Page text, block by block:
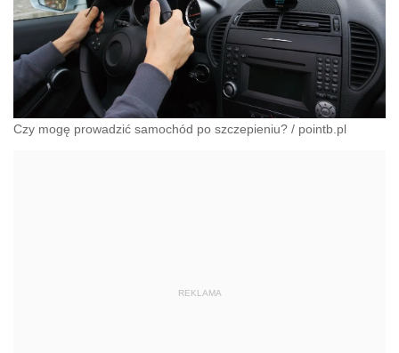
Czy mogę prowadzić samochód po szczepieniu? / pointb.pl